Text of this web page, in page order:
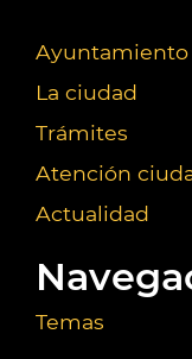
Ayuntamiento
La ciudad
Trámites
Atención
Actualidad
Temas